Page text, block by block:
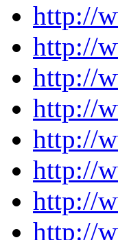
http://
http://
http://
http://
http://
http://
http://
http://